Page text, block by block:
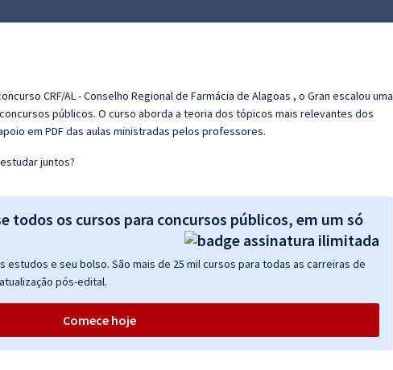
CRF/AL - Conselho Regional de Farmácia de Alagoas , o Gran escalou uma
públicos. O curso aborda a teoria dos tópicos mais relevantes dos
em PDF das aulas ministradas pelos professores.
juntos?
todos os cursos para concursos públicos, em um só
e seu bolso. São mais de 25 mil cursos para todas as carreiras de
pós-edital.
Comece hoje